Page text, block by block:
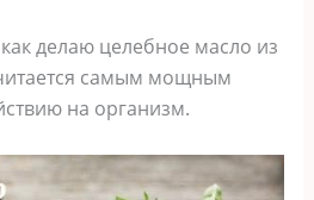
делаю целебное масло из
самым мощным
на организм.